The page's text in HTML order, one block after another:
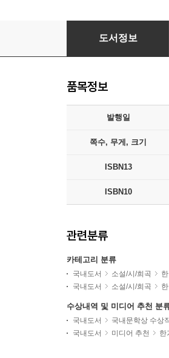
도서정보
품목정보
발행일
쪽수, 무게, 크기
ISBN13
ISBN10
관련분류
카테고리 분류
국내도서 소설/시/희곡
국내도서
소설/시/희곡
수상내역 및 미디어 추천 분
국내도서 국내문학상 수상
국내도서
미디어 추천 한